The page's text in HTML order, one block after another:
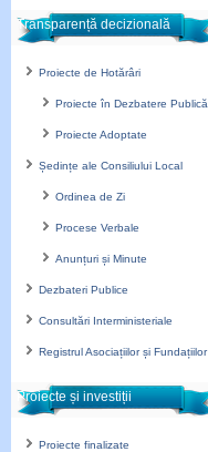
Transparență decizională
Proiecte de Hotărâri
Proiecte în Dezbatere Publică
Proiecte Adoptate
Ședințe ale Consiliului Local
Ordinea de Zi
Procese Verbale
Anunțuri și Minute
Dezbateri Publice
Consultări Interministeriale
Registrul Asociațiilor și Fundațiilor
Proiecte și investiții
Proiecte finalizate